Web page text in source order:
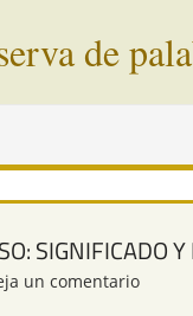
de
SIGNIFICADO
un comentario